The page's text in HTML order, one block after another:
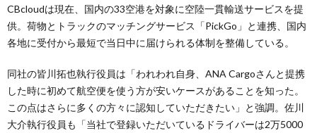
CBcloudは現在、国内の33空港を対象に空陸一貫輸送サービスを提
供。荷物とトラックのマッチングサービス「PickGo」と連携、国内
各地に受付から最短で当日中に届けられる体制を整備している。
同社の皆川拓也執行役員は「われわれ自身、ANA Cargoさんと提携
した時に初めて航空便を使う方が安いケースがあることを知った。
この点はさらに多くの方々に認知していただきたい」と強調。佐川
大介執行役員も「当社で登録いただいているドライバーは2万5000